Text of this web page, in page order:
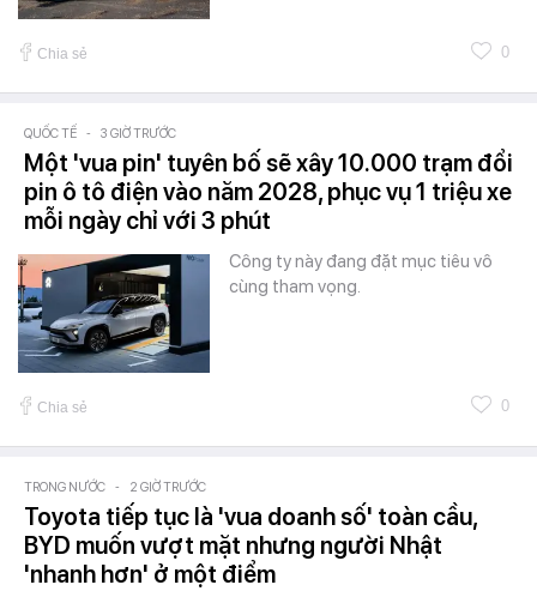
Chia sẻ 0
QUỐC TẾ - 3 GIỜ TRƯỚC
Một 'vua pin' tuyên bố sẽ xây 10.000 trạm đổi
pin ô tô điện vào năm 2028, phục vụ 1 triệu xe
mỗi ngày chỉ với 3 phút
Công ty này đang đặt mục tiêu vô
cùng tham vọng.
Chia sẻ 0
TRONG NƯỚC - 2 GIỜ TRƯỚC
Toyota tiếp tục là 'vua doanh số' toàn cầu,
BYD muốn vượt mặt nhưng người Nhật
'nhanh hơn' ở một điểm